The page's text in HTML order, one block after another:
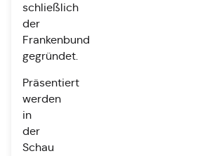
schließlich
der
Frankenbund
gegründet.
Präsentiert
werden
in
der
Schau